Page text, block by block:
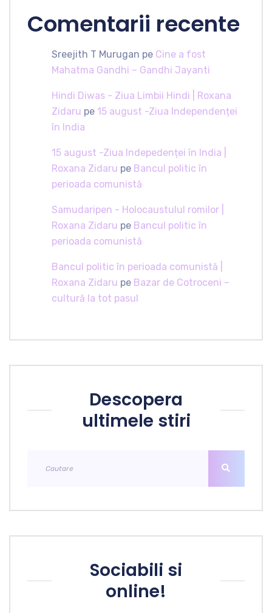
Comentarii recente
Sreejith T Murugan pe Cine a fost
Mahatma Gandhi – Gandhi Jayanti
Hindi Diwas - Ziua Limbii Hindi | Roxana
Zidaru pe 15 august -Ziua Independenței
în India
15 august -Ziua Indepedenței în India |
Roxana Zidaru pe Bancul politic în
perioada comunistă
Samudaripen - Holocaustulul romilor |
Roxana Zidaru pe Bancul politic în
perioada comunistă
Bancul politic în perioada comunistă |
Roxana Zidaru pe Bazar de Cotroceni –
cultură la tot pasul
Descopera
ultimele stiri
Sociabili si
online!